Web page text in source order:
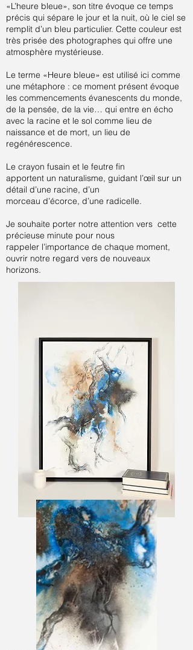
«L’heure bleue», son titre évoque ce temps
précis qui sépare le jour et la nuit, où le ciel se
remplit d’un bleu particulier. Cette couleur est
très prisée des photographes qui offre une
atmosphère mystérieuse.
Le terme «Heure bleue» est utilisé ici comme
une métaphore : ce moment présent évoque
les commencements évanescents du monde,
de la pensée, de la vie… qui entre en écho
avec la racine et le sol comme lieu de
naissance et de mort, un lieu de
regénérescence.
Le crayon fusain et le feutre fin
apportent un naturalisme, guidant l’œil sur un
détail d’une racine, d’un
morceau d’écorce, d’une radicelle.
Je souhaite porter notre attention vers cette
précieuse minute pour nous
rappeler l’importance de chaque moment,
ouvrir notre regard vers de nouveaux
horizons.